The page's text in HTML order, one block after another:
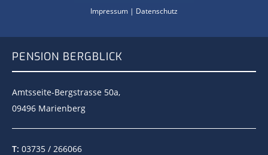
Impressum | Datenschutz
PENSION BERGBLICK
Amtsseite-Bergstrasse 50a,
09496 Marienberg
T: 03735 / 266066